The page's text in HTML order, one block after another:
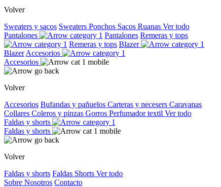
Volver
Sweaters y sacos Sweaters Ponchos Sacos Ruanas Ver todo
Pantalones
Pantalones Remeras y tops
Remeras y tops Blazer
Blazer Accesorios
Accesorios
Volver
Accesorios Bufandas y pañuelos Carteras y necesers Caravanas
Collares Coleros y pinzas Gorros Perfumador textil Ver todo
Faldas y shorts
Faldas y shorts
Volver
Faldas y shorts Faldas Shorts Ver todo
Sobre Nosotros Contacto